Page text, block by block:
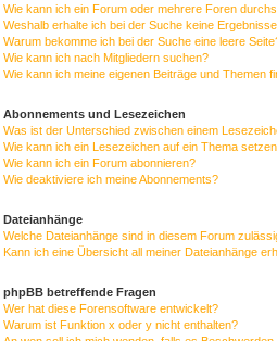
Wie kann ich ein Forum oder mehrere Foren
Weshalb erhalte ich bei der Suche keine
Warum bekomme ich bei der Suche eine leere
Wie kann ich nach Mitgliedern suchen?
Wie kann ich meine eigenen Beiträge und Themen
Abonnements und Lesezeichen
Was ist der Unterschied zwischen einem
Wie kann ich ein Lesezeichen auf ein Thema
Wie kann ich ein Forum abonnieren?
Wie deaktiviere ich meine Abonnements?
Dateianhänge
Welche Dateianhänge sind in diesem Forum
Kann ich eine Übersicht all meiner Dateianhänge
phpBB betreffende Fragen
Wer hat diese Forensoftware entwickelt?
Warum ist Funktion x oder y nicht enthalten?